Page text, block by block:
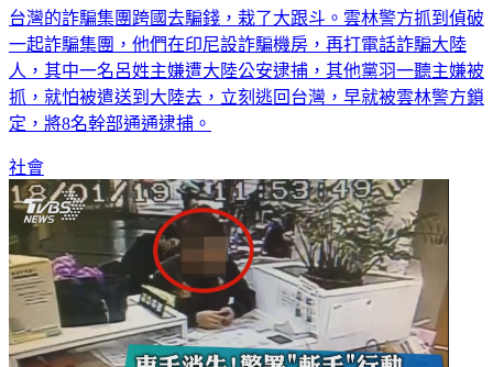
台灣的詐騙集團跨國去騙錢，栽了大跟斗。雲林警方抓到偵破
一起詐騙集團，他們在印尼設詐騙機房，再打電話詐騙大陸
人，其中一名呂姓主嫌遭大陸公安逮捕，其他黨羽一聽主嫌被
抓，就怕被遣送到大陸去，立刻逃回台灣，早就被雲林警方鎖
定，將8名幹部通通逮捕。
社會